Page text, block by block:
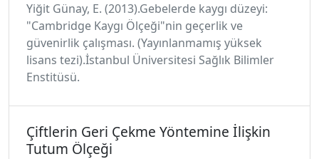
Yiğit Günay, E. (2013).Gebelerde kaygı düzeyi:
"Cambridge Kaygı Ölçeği"nin geçerlik ve
güvenirlik çalışması. (Yayınlanmamış yüksek
lisans tezi).İstanbul Üniversitesi Sağlık Bilimler
Enstitüsü.
Çiftlerin Geri Çekme Yöntemine İlişkin
Tutum Ölçeği